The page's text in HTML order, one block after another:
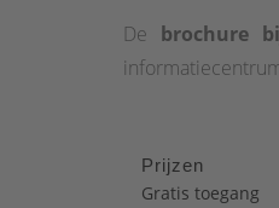
De brochure
Prijzen
Gratis toegang